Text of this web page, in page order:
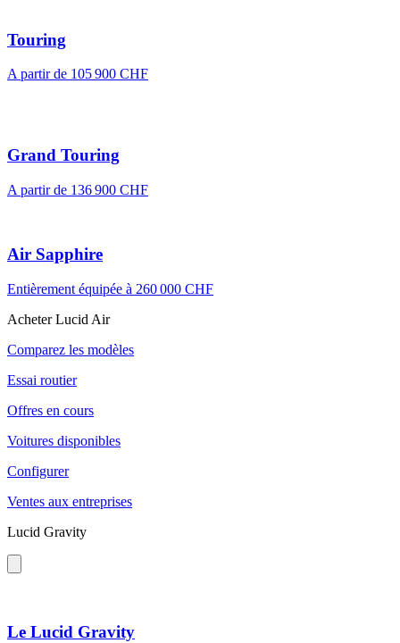
Touring
A partir de 105 900 CHF
Grand Touring
A partir de 136 900 CHF
Air Sapphire
Entièrement équipée à 260 000 CHF
Acheter Lucid Air
Comparez les modèles
Essai routier
Offres en cours
Voitures disponibles
Configurer
Ventes aux entreprises
Lucid Gravity
Le Lucid Gravity